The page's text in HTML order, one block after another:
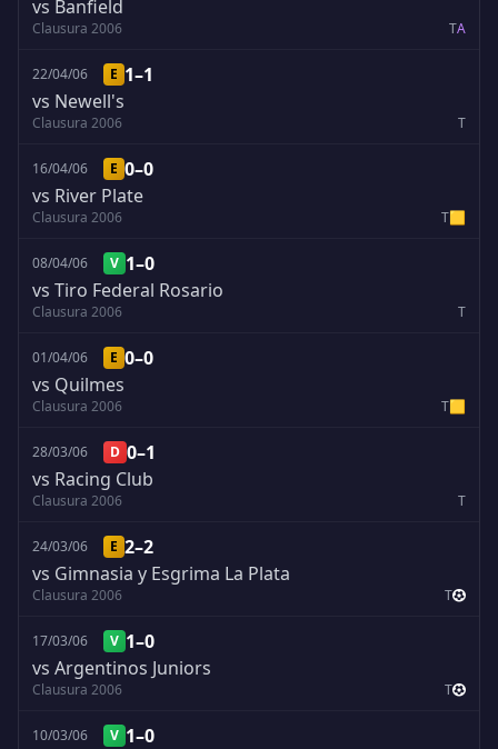
vs Banfield
Clausura 2006 TA
22/04/06 E 1–1
vs Newell's
Clausura 2006 T
16/04/06 E 0–0
vs River Plate
Clausura 2006 T🟨
08/04/06 V 1–0
vs Tiro Federal Rosario
Clausura 2006 T
01/04/06 E 0–0
vs Quilmes
Clausura 2006 T🟨
28/03/06 D 0–1
vs Racing Club
Clausura 2006 T
24/03/06 E 2–2
vs Gimnasia y Esgrima La Plata
Clausura 2006 T
17/03/06 V 1–0
vs Argentinos Juniors
Clausura 2006 T
10/03/06 V 1–0